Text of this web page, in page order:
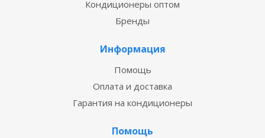
Кондиционеры оптом
Бренды
Информация
Помощь
Оплата и доставка
Гарантия на кондиционеры
Помощь